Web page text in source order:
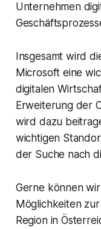
Unternehmen
Insgesamt wird
Microsoft eine
digitalen
Erweiterung der
wird dazu
wichtigen
der Suche nach
Gerne können
Möglichkeiten
Region in